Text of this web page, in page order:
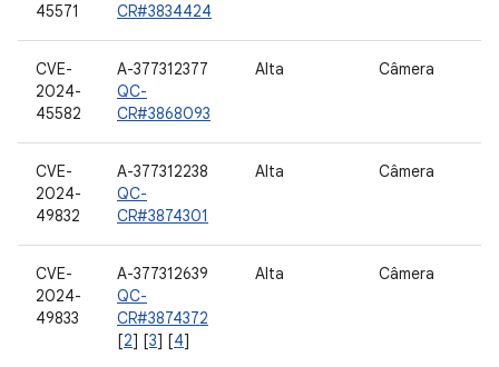
45571
CR#3834424
CVE-
2024-
45582
A-377312377
QC-
CR#3868093
Alta Câmera
CVE-
2024-
49832
A-377312238
QC-
CR#3874301
Alta Câmera
CVE-
2024-
49833
A-377312639
QC-
CR#3874372
[2] [3] [4]
Alta Câmera